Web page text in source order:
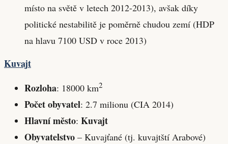
místo na světě v letech 2012-2013), avšak díky
politické nestabilitě je poměrně chudou zemí (HDP
na hlavu 7100 USD v roce 2013)
Kuvajt
Rozloha: 18000 km2
Počet obyvatel: 2.7 milionu (CIA 2014)
Hlavní město: Kuvajt
Obyvatelstvo – Kuvajťané (tj. kuvajtští Arabové)